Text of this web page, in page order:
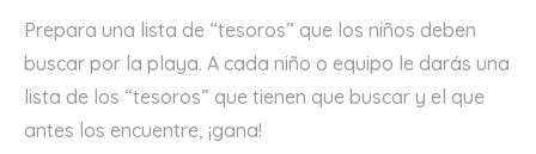
Prepara una lista de “tesoros” que los niños deben
buscar por la playa. A cada niño o equipo le darás una
lista de los “tesoros” que tienen que buscar y el que
antes los encuentre, ¡gana!